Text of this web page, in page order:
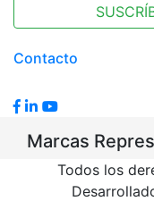
Contacto
Marcas
Todos los